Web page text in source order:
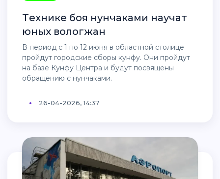
Технике боя нунчаками научат
юных вологжан
В период с 1 по 12 июня в областной столице
пройдут городские сборы кунфу. Они пройдут
на базе Кунфу Центра и будут посвящены
обращению с нунчаками.
26-04-2026, 14:37